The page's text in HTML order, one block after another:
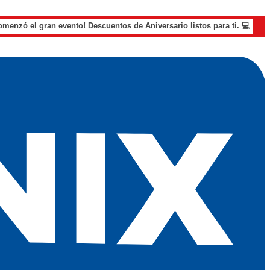
el gran evento! Descuentos de Aniversario listos para ti. 💻